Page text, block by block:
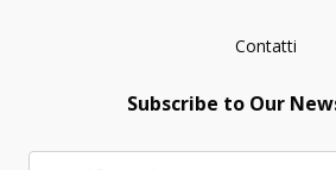
Contatti
Subscribe to Our